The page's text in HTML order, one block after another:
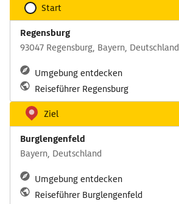
Start
Regensburg
93047 Regensburg, Bayern, Deutschland
Umgebung entdecken
Reiseführer Regensburg
Ziel
Burglengenfeld
Bayern, Deutschland
Umgebung entdecken
Reiseführer Burglengenfeld